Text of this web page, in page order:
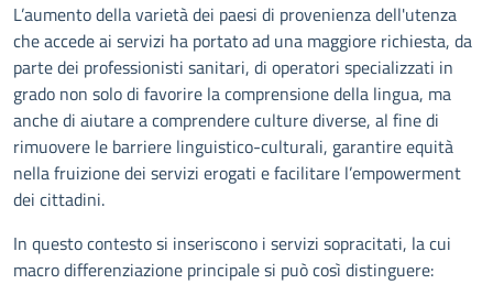
L’aumento della varietà dei paesi di provenienza dell'utenza
che accede ai servizi ha portato ad una maggiore richiesta, da
parte dei professionisti sanitari, di operatori specializzati in
grado non solo di favorire la comprensione della lingua, ma
anche di aiutare a comprendere culture diverse, al fine di
rimuovere le barriere linguistico-culturali, garantire equità
nella fruizione dei servizi erogati e facilitare l’empowerment
dei cittadini.
In questo contesto si inseriscono i servizi sopracitati, la cui
macro differenziazione principale si può così distinguere: